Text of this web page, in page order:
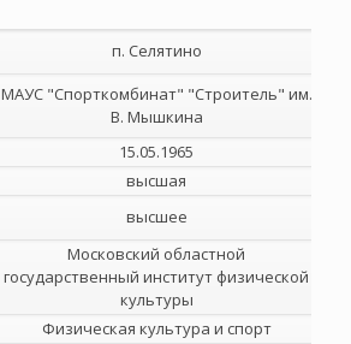
п. Селятино
МАУС "Спорткомбинат" "Строитель" им.
В. Мышкина
15.05.1965
высшая
высшее
Московский областной
государственный институт физической
культуры
Физическая культура и спорт